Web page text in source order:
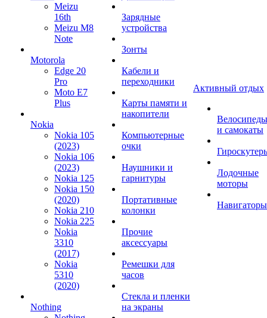
Meizu
16th
Meizu M8
Note
Motorola
Edge 20
Pro
Moto E7
Plus
Nokia
Nokia 105
(2023)
Nokia 106
(2023)
Nokia 125
Nokia 150
(2020)
Nokia 210
Nokia 225
Nokia
3310
(2017)
Nokia
5310
(2020)
Nothing
Зарядные
устройства
Зонты
Кабели и
переходники
Карты памяти и
накопители
Компьютерные
очки
Наушники и
гарнитуры
Портативные
колонки
Прочие
аксессуары
Ремешки для
часов
Стекла и пленки
на экраны
Активный отдых
Велосипеды
и самокаты
Лодочные
моторы
Навигаторы